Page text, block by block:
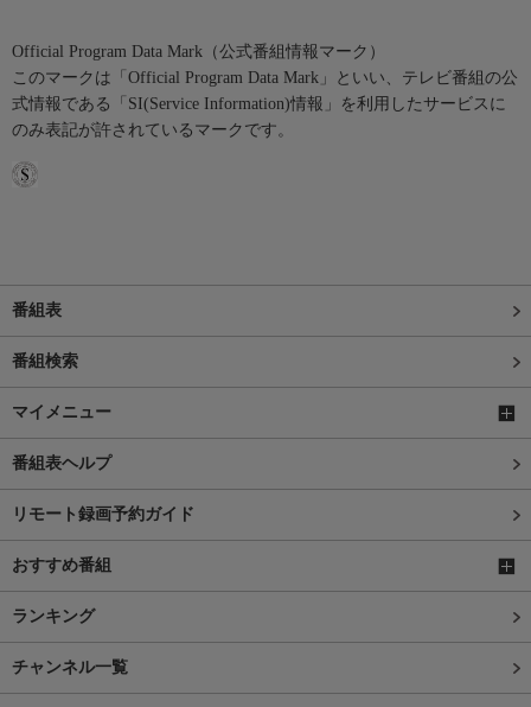
Official Program Data Mark（公式番組情報マーク）
このマークは「Official Program Data Mark」といい、テレビ番組の公
式情報である「SI(Service Information)情報」を利用したサービスに
のみ表記が許されているマークです。
番組表
番組検索
マイメニュー
番組表ヘルプ
リモート録画予約ガイド
おすすめ番組
ランキング
チャンネル一覧